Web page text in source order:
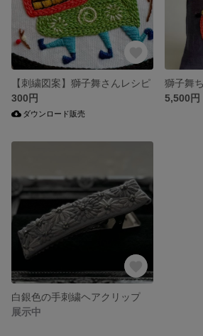
【刺繍図案】獅子舞さんレシピ
300円
ダウンロード販売
5,500円
白銀色の手刺繍ヘアクリップ
展示中